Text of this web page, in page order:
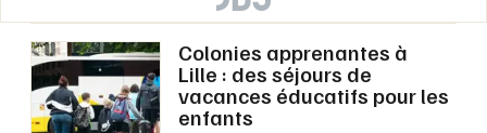
Colonies apprenantes à
Lille : des séjours de
vacances éducatifs pour les
enfants